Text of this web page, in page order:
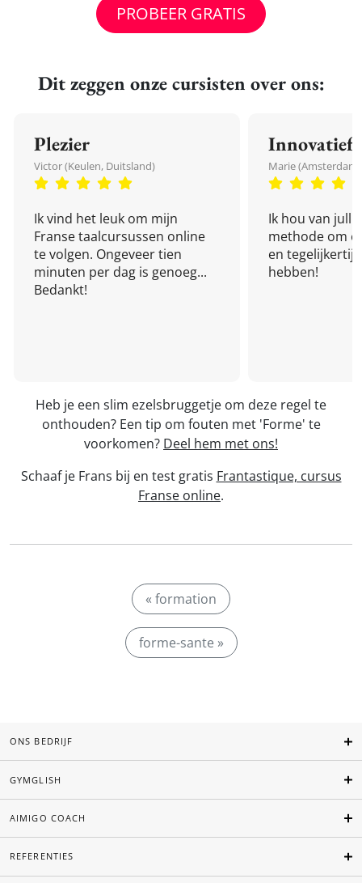
PROBEER GRATIS
Dit zeggen onze cursisten over ons:
Plezier
Victor (Keulen, Duitsland)
Ik vind het leuk om mijn
Franse taalcursussen online
te volgen. Ongeveer tien
minuten per dag is genoeg...
Bedankt!
Innovatief
Marie
Ik hou van
methode om
en
hebben!
Heb je een slim ezelsbruggetje om deze regel te
onthouden? Een tip om fouten met 'Forme' te
voorkomen? Deel hem met ons!
Schaaf je Frans bij en test gratis Frantastique, cursus
Franse online.
« formation
forme-sante »
ONS BEDRIJF
GYMGLISH
AIMIGO COACH
REFERENTIES